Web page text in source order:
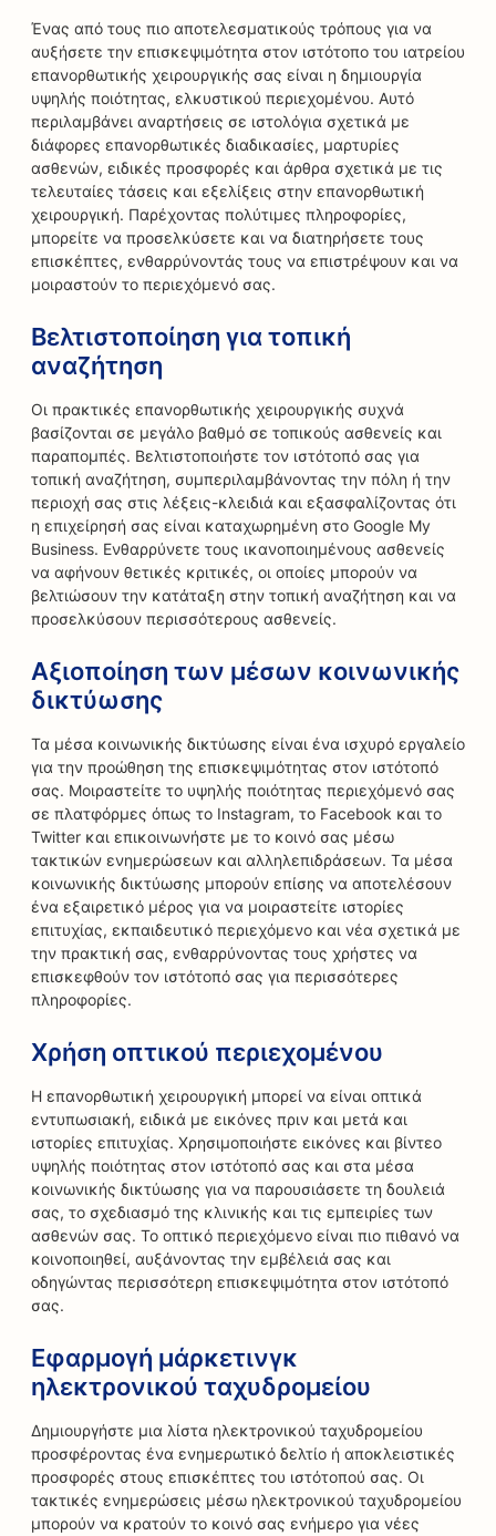
Ένας από τους πιο αποτελεσματικούς τρόπους για να
αυξήσετε την επισκεψιμότητα στον ιστότοπο του ιατρείου
επανορθωτικής χειρουργικής σας είναι η δημιουργία
υψηλής ποιότητας, ελκυστικού περιεχομένου. Αυτό
περιλαμβάνει αναρτήσεις σε ιστολόγια σχετικά με
διάφορες επανορθωτικές διαδικασίες, μαρτυρίες
ασθενών, ειδικές προσφορές και άρθρα σχετικά με τις
τελευταίες τάσεις και εξελίξεις στην επανορθωτική
χειρουργική. Παρέχοντας πολύτιμες πληροφορίες,
μπορείτε να προσελκύσετε και να διατηρήσετε τους
επισκέπτες, ενθαρρύνοντάς τους να επιστρέψουν και να
μοιραστούν το περιεχόμενό σας.
Βελτιστοποίηση για τοπική
αναζήτηση
Οι πρακτικές επανορθωτικής χειρουργικής συχνά
βασίζονται σε μεγάλο βαθμό σε τοπικούς ασθενείς και
παραπομπές. Βελτιστοποιήστε τον ιστότοπό σας για
τοπική αναζήτηση, συμπεριλαμβάνοντας την πόλη ή την
περιοχή σας στις λέξεις-κλειδιά και εξασφαλίζοντας ότι
η επιχείρησή σας είναι καταχωρημένη στο Google My
Business. Ενθαρρύνετε τους ικανοποιημένους ασθενείς
να αφήνουν θετικές κριτικές, οι οποίες μπορούν να
βελτιώσουν την κατάταξη στην τοπική αναζήτηση και να
προσελκύσουν περισσότερους ασθενείς.
Αξιοποίηση των μέσων κοινωνικής
δικτύωσης
Τα μέσα κοινωνικής δικτύωσης είναι ένα ισχυρό εργαλείο
για την προώθηση της επισκεψιμότητας στον ιστότοπό
σας. Μοιραστείτε το υψηλής ποιότητας περιεχόμενό σας
σε πλατφόρμες όπως το Instagram, το Facebook και το
Twitter και επικοινωνήστε με το κοινό σας μέσω
τακτικών ενημερώσεων και αλληλεπιδράσεων. Τα μέσα
κοινωνικής δικτύωσης μπορούν επίσης να αποτελέσουν
ένα εξαιρετικό μέρος για να μοιραστείτε ιστορίες
επιτυχίας, εκπαιδευτικό περιεχόμενο και νέα σχετικά με
την πρακτική σας, ενθαρρύνοντας τους χρήστες να
επισκεφθούν τον ιστότοπό σας για περισσότερες
πληροφορίες.
Χρήση οπτικού περιεχομένου
Η επανορθωτική χειρουργική μπορεί να είναι οπτικά
εντυπωσιακή, ειδικά με εικόνες πριν και μετά και
ιστορίες επιτυχίας. Χρησιμοποιήστε εικόνες και βίντεο
υψηλής ποιότητας στον ιστότοπό σας και στα μέσα
κοινωνικής δικτύωσης για να παρουσιάσετε τη δουλειά
σας, το σχεδιασμό της κλινικής και τις εμπειρίες των
ασθενών σας. Το οπτικό περιεχόμενο είναι πιο πιθανό να
κοινοποιηθεί, αυξάνοντας την εμβέλειά σας και
οδηγώντας περισσότερη επισκεψιμότητα στον ιστότοπό
σας.
Εφαρμογή μάρκετινγκ
ηλεκτρονικού ταχυδρομείου
Δημιουργήστε μια λίστα ηλεκτρονικού ταχυδρομείου
προσφέροντας ένα ενημερωτικό δελτίο ή αποκλειστικές
προσφορές στους επισκέπτες του ιστότοπού σας. Οι
τακτικές ενημερώσεις μέσω ηλεκτρονικού ταχυδρομείου
μπορούν να κρατούν το κοινό σας ενήμερο για νέες